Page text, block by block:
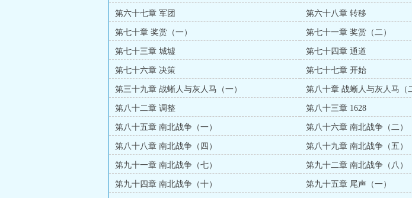
第六十七章 军团 第六十八章 转移
第七十章 奖赏（一） 第七十一章 奖赏（二）
第七十三章 城墟 第七十四章 通道
第七十六章 决策 第七十七章 开始
第三十九章 战蜥人与灰人马（一） 第八十章 战蜥人与灰人马（
第八十二章 调整 第八十三章 1628
第八十五章 南北战争（一） 第八十六章 南北战争（二）
第八十八章 南北战争（四） 第八十九章 南北战争（五）
第九十一章 南北战争（七） 第九十二章 南北战争（八）
第九十四章 南北战争（十） 第九十五章 尾声（一）